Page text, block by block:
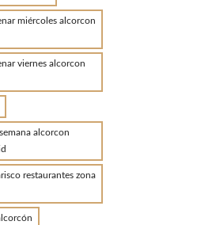
miércoles alcorcon
viernes alcorcon
alcorcon
restaurantes zona